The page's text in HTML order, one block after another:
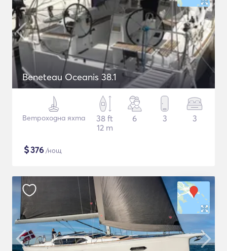
Beneteau Oceanis 38.1
Ветроходна яхта
38 ft
12 m
6 3 3
$376 /нощ